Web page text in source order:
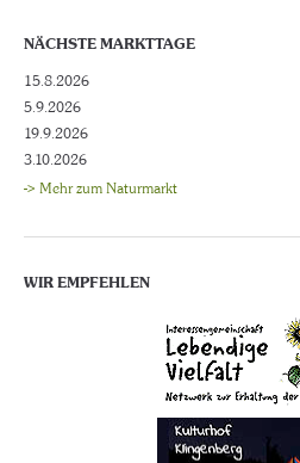
NÄCHSTE MARKTTAGE
15.8.2026
5.9.2026
19.9.2026
3.10.2026
-> Mehr zum Naturmarkt
WIR EMPFEHLEN